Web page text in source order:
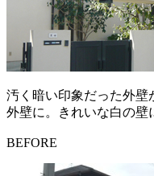
汚く暗い印象だった外壁
外壁に。きれいな白の壁
BEFORE